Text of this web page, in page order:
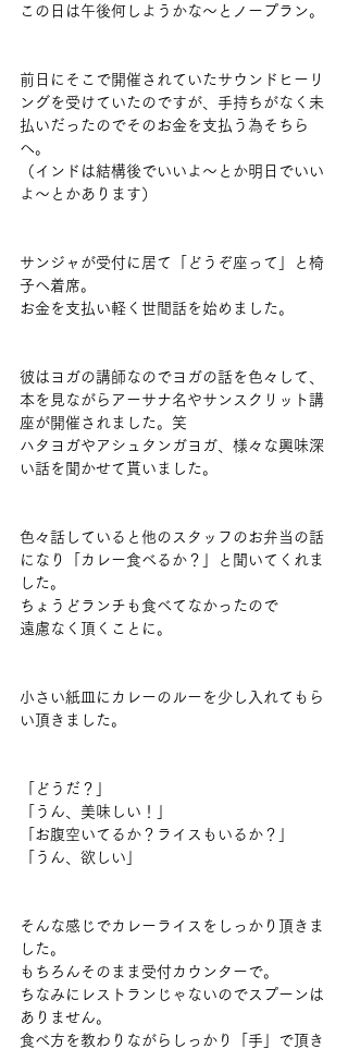
この日は午後何しようかな～とノープラン。
前日にそこで開催されていたサウンドヒーリ
ングを受けていたのですが、手持ちがなく未
払いだったのでそのお金を支払う為そちら
へ。
（インドは結構後でいいよ～とか明日でいい
よ～とかあります）
サンジャが受付に居て「どうぞ座って」と椅
子へ着席。
お金を支払い軽く世間話を始めました。
彼はヨガの講師なのでヨガの話を色々して、
本を見ながらアーサナ名やサンスクリット講
座が開催されました。笑
ハタヨガやアシュタンガヨガ、様々な興味深
い話を聞かせて貰いました。
色々話していると他のスタッフのお弁当の話
になり「カレー食べるか？」と聞いてくれま
した。
ちょうどランチも食べてなかったので
遠慮なく頂くことに。
小さい紙皿にカレーのルーを少し入れてもら
い頂きました。
「どうだ？」
「うん、美味しい！」
「お腹空いてるか？ライスもいるか？」
「うん、欲しい」
そんな感じでカレーライスをしっかり頂きま
した。
もちろんそのまま受付カウンターで。
ちなみにレストランじゃないのでスプーンは
ありません。
食べ方を教わりながらしっかり「手」で頂き